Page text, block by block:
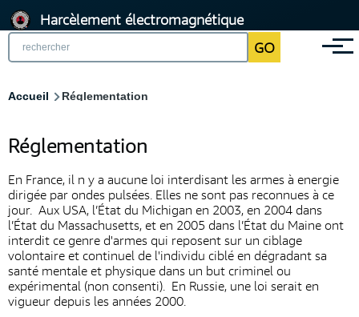
Aller
au
contenu
GO
Harcèlement électromagnétique
Menu
Fil
Accueil Réglementation
Réglementation
En France, il n y a aucune loi interdisant les armes à energie
dirigée par ondes pulsées. Elles ne sont pas reconnues à ce
jour. Aux USA, l’État du Michigan en 2003, en 2004 dans
l’État du Massachusetts, et en 2005 dans l’État du Maine ont
interdit ce genre d'armes qui reposent sur un ciblage
volontaire et continuel de l'individu ciblé en dégradant sa
santé mentale et physique dans un but criminel ou
expérimental (non consenti). En Russie, une loi serait en
vigueur depuis les années 2000.